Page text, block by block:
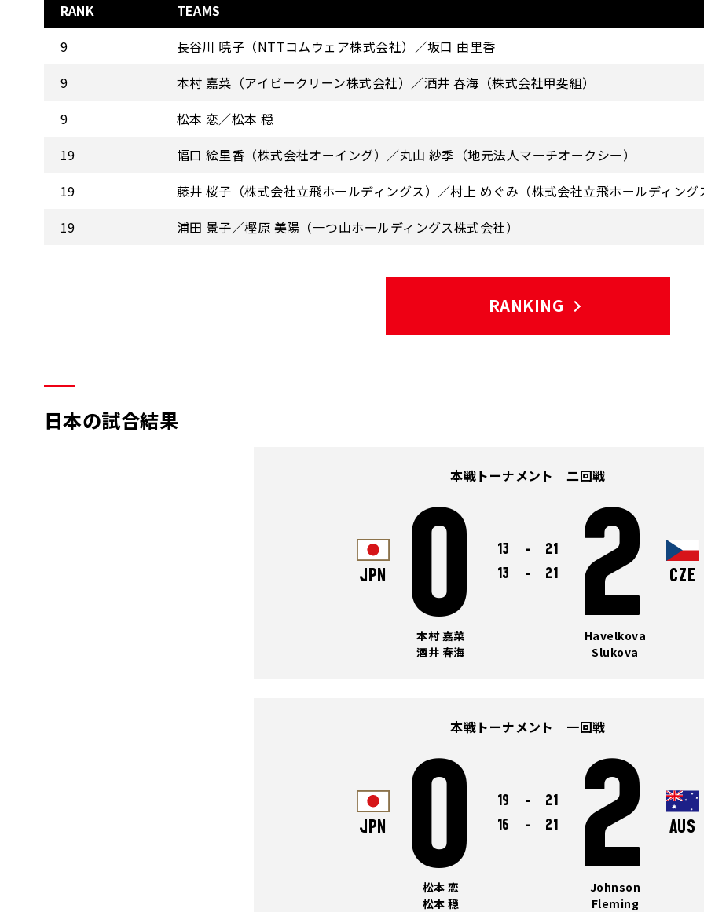
RANK
TEAMS
9
長谷川 暁子（NTTコムウェア株式会社）／坂口 由里香
9
本村 嘉菜（アイビークリーン株式会社）／酒井 春海（株式会社甲斐組）
9
松本 恋／松本 穏
19
幅口 絵里香（株式会社オーイング）／丸山 紗季（地元法人マーチオークシー）
19
藤井 桜子（株式会社立飛ホールディングス）／村上 めぐみ（株式会社立飛ホールディング
19
浦田 景子／樫原 美陽（一つ山ホールディングス株式会社）
RANKING
日本の試合結果
本戦トーナメント 二回戦
JPN 0 13 -
21
13
- 21 2 CZE
本村 嘉菜
酒井 春海
Havelkova
Slukova
本戦トーナメント 一回戦
JPN 0 19 -
21
16
- 21 2 AUS
松本 恋
松本 穏
Johnson
Fleming